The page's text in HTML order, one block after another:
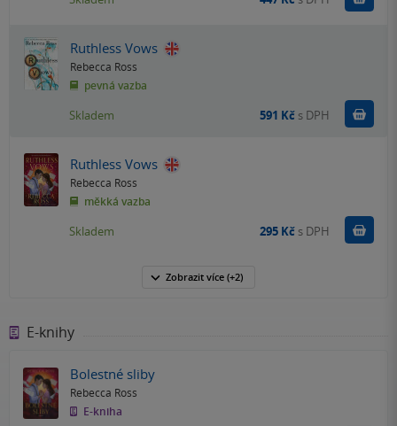
Ruthless Vows
Rebecca Ross
pevná vazba
Skladem 591 Kč s DPH
Ruthless Vows
Rebecca Ross
měkká vazba
Skladem 295 Kč s DPH
Zobrazit více (+2)
E-knihy
Bolestné sliby
Rebecca Ross
E-kniha